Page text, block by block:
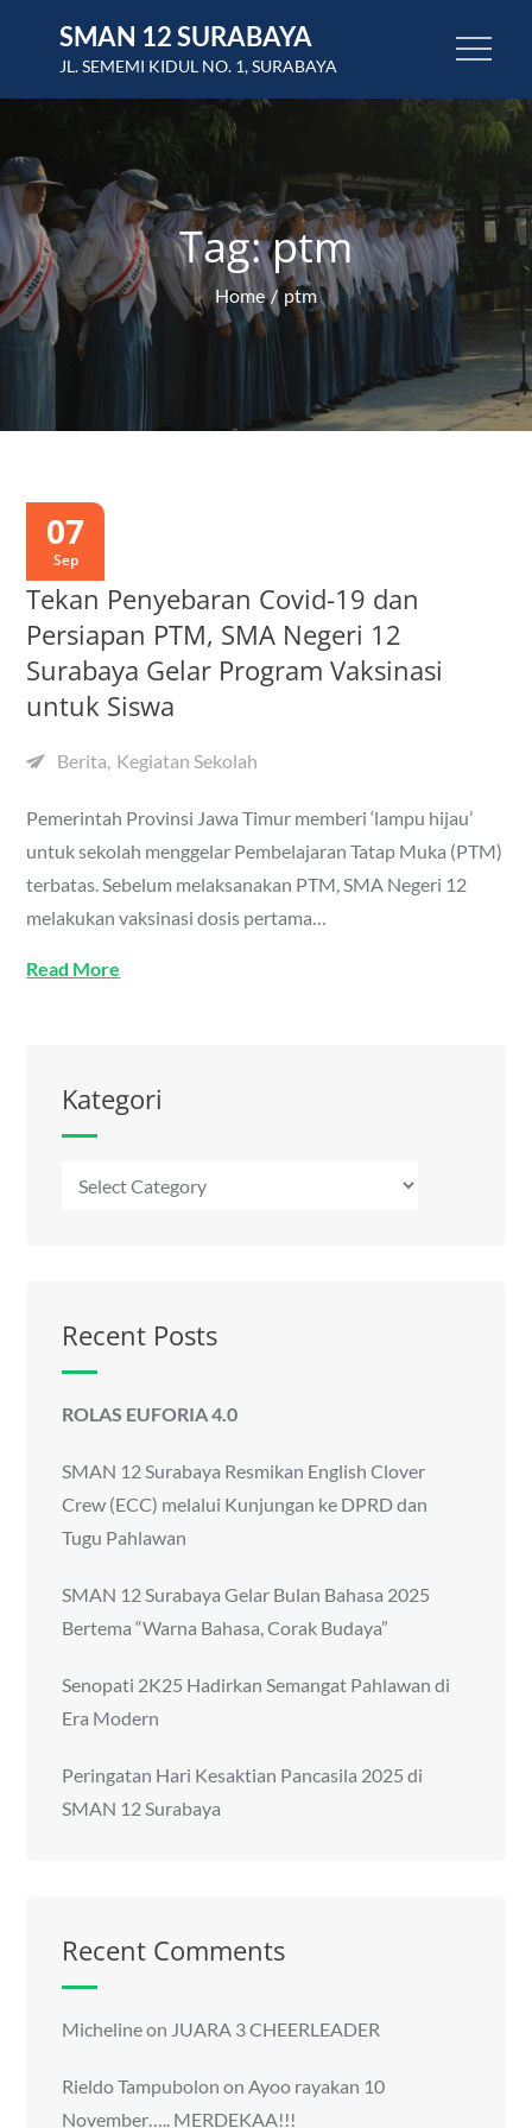
SMAN 12 SURABAYA
JL. SEMEMI KIDUL NO. 1, SURABAYA
Tag:ptm
Home ptm
07
Sep
Tekan Penyebaran Covid-19 dan
Persiapan PTM, SMA Negeri 12
Surabaya Gelar Program Vaksinasi
untuk Siswa
Berita Kegiatan Sekolah
Pemerintah Provinsi Jawa Timur memberi ‘lampu hijau’
untuk sekolah menggelar Pembelajaran Tatap Muka (PTM)
terbatas. Sebelum melaksanakan PTM, SMA Negeri 12
melakukan vaksinasi dosis pertama…
Read More
Kategori
Kategori
Recent Posts
ROLAS EUFORIA 4.0
SMAN 12 Surabaya Resmikan English Clover
Crew (ECC) melalui Kunjungan ke DPRD dan
Tugu Pahlawan
SMAN 12 Surabaya Gelar Bulan Bahasa 2025
Bertema “Warna Bahasa, Corak Budaya”
Senopati 2K25 Hadirkan Semangat Pahlawan di
Era Modern
Peringatan Hari Kesaktian Pancasila 2025 di
SMAN 12 Surabaya
Recent Comments
Michelineon JUARA 3 CHEERLEADER
Rieldo Tampubolon onAyoo rayakan 10
November….. MERDEKAA!!!